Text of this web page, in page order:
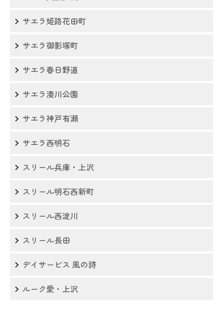
サエラ姫路花田町
サエラ御影塚町
サエラ春日野道
サエラ湊川公園
サエラ神戸有瀬
サエラ西明石
スリール兵庫・上沢
スリール明石西新町
スリール西淀川
スリール長田
デイサービス 風の詩
ルーク愛・上沢